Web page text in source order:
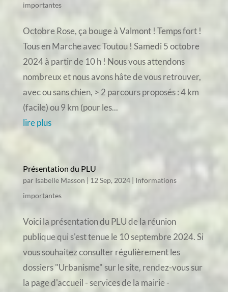
importantes
Octobre Rose, ça bouge à Valmont ! Temps fort !
Tous en Marche avec Toutou ! Samedi 5 octobre
2024 à partir de 10 h ! Nous vous attendons
nombreux et nous avons hâte de vous retrouver,
avec ou sans chien, > 2 parcours proposés : 4 km
(facile) ou 9 km (pour les...
lire plus
Présentation du PLU
par Isabelle Masson | 12 Sep, 2024| Informations
importantes
Voici la présentation du PLU de la réunion
publique qui s'est tenue le 10 septembre 2024. Si
vous souhaitez consulter régulièrement les
dossiers "Urbanisme" sur le site, rendez-vous sur
la page d'accueil - services de la mairie -